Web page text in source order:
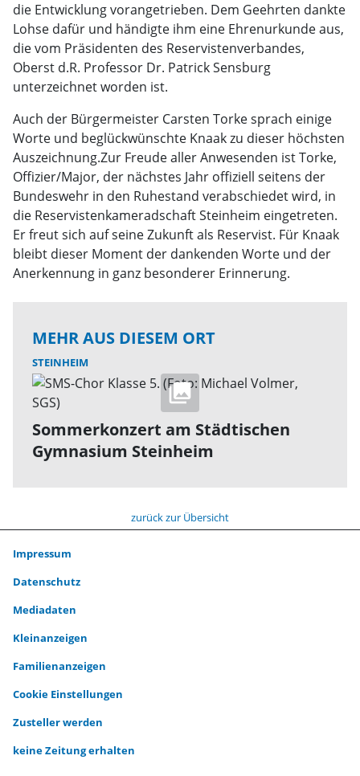
die Entwicklung vorangetrieben. Dem Geehrten dankte
Lohse dafür und händigte ihm eine Ehrenurkunde aus,
die vom Präsidenten des Reservistenverbandes,
Oberst d.R. Professor Dr. Patrick Sensburg
unterzeichnet worden ist.
Auch der Bürgermeister Carsten Torke sprach einige
Worte und beglückwünschte Knaak zu dieser höchsten
Auszeichnung.Zur Freude aller Anwesenden ist Torke,
Offizier/Major, der nächstes Jahr offiziell seitens der
Bundeswehr in den Ruhestand verabschiedet wird, in
die Reservistenkameradschaft Steinheim eingetreten.
Er freut sich auf seine Zukunft als Reservist. Für Knaak
bleibt dieser Moment der dankenden Worte und der
Anerkennung in ganz besonderer Erinnerung.
MEHR AUS DIESEM ORT
STEINHEIM
Sommerkonzert am Städtischen
Gymnasium Steinheim
zurück zur Übersicht
Impressum
Datenschutz
Mediadaten
Kleinanzeigen
Familienanzeigen
Cookie Einstellungen
Zusteller werden
keine Zeitung erhalten